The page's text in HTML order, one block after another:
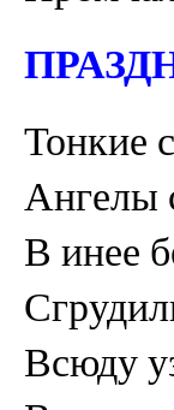
Тонкие
Ангелы
В инее
Всюду